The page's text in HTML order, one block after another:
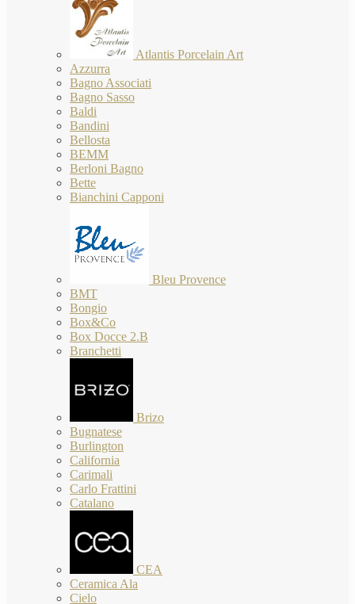
Atlantis Porcelain Art
Azzurra
Bagno Associati
Bagno Sasso
Baldi
Bandini
Bellosta
BEMM
Berloni Bagno
Bette
Bianchini Capponi
Bleu Provence
BMT
Bongio
Box&Co
Box Docce 2.B
Branchetti
Brizo
Bugnatese
Burlington
California
Carimali
Carlo Frattini
Catalano
CEA
Ceramica Ala
Cielo